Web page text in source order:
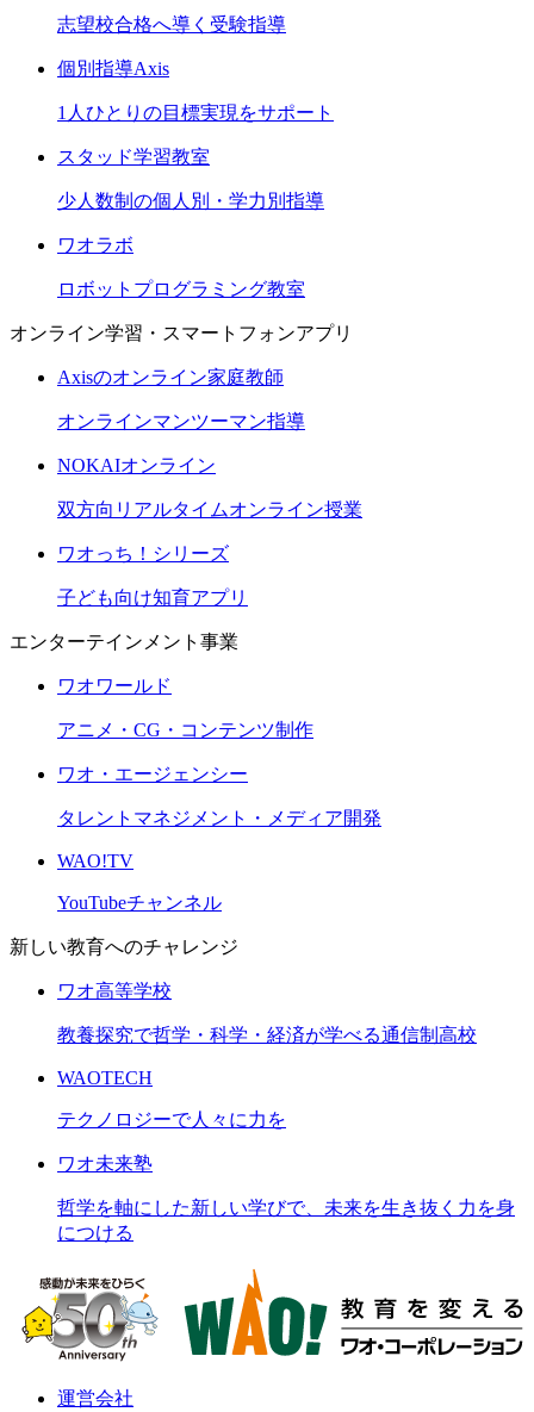
志望校合格へ導く受験指導
個別指導Axis
1人ひとりの目標実現をサポート
スタッド学習教室
少人数制の個人別・学力別指導
ワオラボ
ロボットプログラミング教室
オンライン学習・スマートフォンアプリ
Axisのオンライン家庭教師
オンラインマンツーマン指導
NOKAIオンライン
双方向リアルタイムオンライン授業
ワオっち！シリーズ
子ども向け知育アプリ
エンターテインメント事業
ワオワールド
アニメ・CG・コンテンツ制作
ワオ・エージェンシー
タレントマネジメント・メディア開発
WAO!TV
YouTubeチャンネル
新しい教育へのチャレンジ
ワオ高等学校
教養探究で哲学・科学・経済が学べる通信制高校
WAOTECH
テクノロジーで人々に力を
ワオ未来塾
哲学を軸にした新しい学びで、未来を生き抜く力を身
につける
運営会社